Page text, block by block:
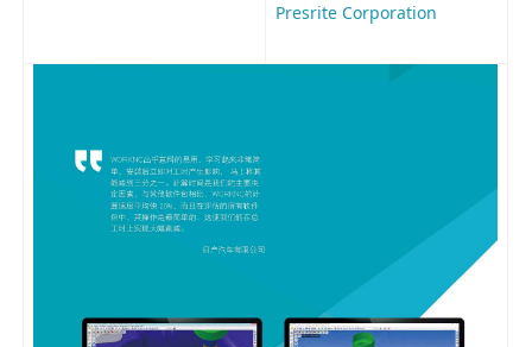
Presrite Corporation